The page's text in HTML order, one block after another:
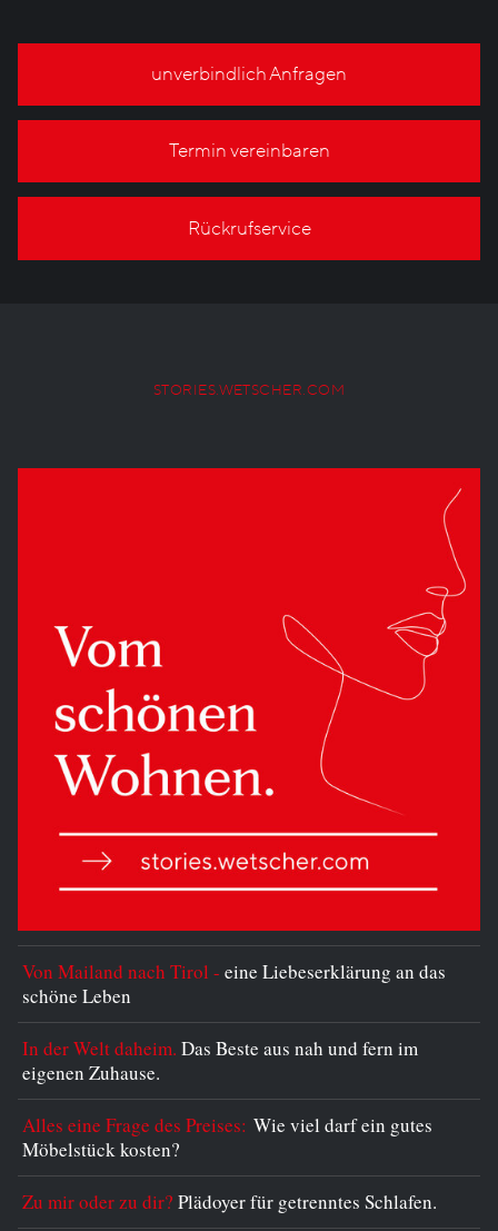
unverbindlich Anfragen
Termin vereinbaren
Rückrufservice
STORIES.WETSCHER.COM
Von Mailand nach Tirol -eine Liebeserklärung an das
schöne Leben
In der Welt daheim.Das Beste aus nah und fern im
eigenen Zuhause.
Alles eine Frage des Preises:Wie viel darf ein gutes
Möbelstück kosten?
Zu mir oder zu dir?Plädoyer für getrenntes Schlafen.